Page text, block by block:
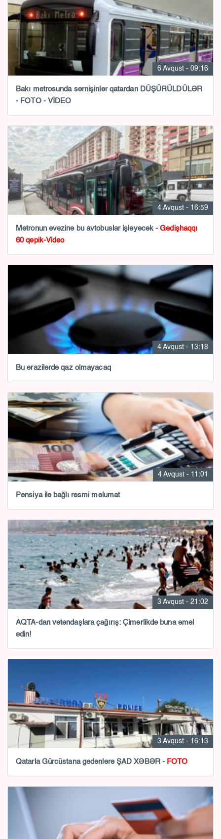
6 Avqust - 09:16
Bakı metrosunda sərnişinlər qatardan DÜŞÜRÜLDÜLƏR
- FOTO - VİDEO
4 Avqust - 16:59
Metronun əvəzinə bu avtobuslar işləyəcək -Gedişhaqqı
60 qəpik-Video
4 Avqust - 13:18
Bu ərazilərdə qaz olmayacaq
4 Avqust - 11:01
Pensiya ilə bağlı rəsmi məlumat
3 Avqust - 21:02
AQTA-dan vətəndaşlara çağırış: Çimərlikdə buna əməl
edin!
3 Avqust - 16:13
Qatarla Gürcüstana gedənlərə ŞAD XƏBƏR - FOTO